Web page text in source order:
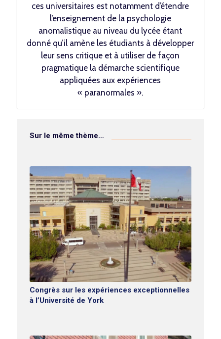
ces universitaires est notamment d’étendre
l’enseignement de la psychologie
anomalistique au niveau du lycée étant
donné qu’il amène les étudiants à développer
leur sens critique et à utiliser de façon
pragmatique la démarche scientifique
appliquées aux expériences
« paranormales ».
Sur le même thème…
Congrès sur les expériences exceptionnelles
à l’Université de York